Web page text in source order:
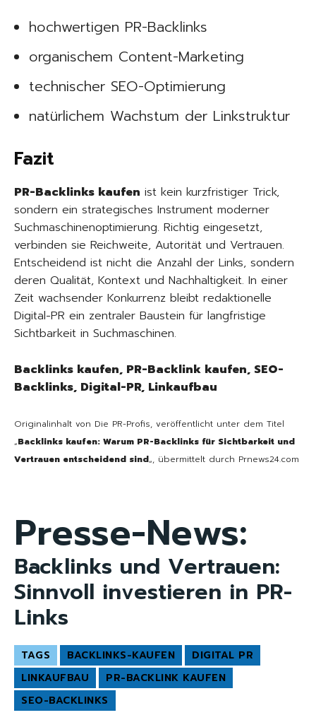
hochwertigen PR-Backlinks
organischem Content-Marketing
technischer SEO-Optimierung
natürlichem Wachstum der Linkstruktur
Fazit
PR-Backlinks kaufen ist kein kurzfristiger Trick,
sondern ein strategisches Instrument moderner
Suchmaschinenoptimierung. Richtig eingesetzt,
verbinden sie Reichweite, Autorität und Vertrauen.
Entscheidend ist nicht die Anzahl der Links, sondern
deren Qualität, Kontext und Nachhaltigkeit. In einer
Zeit wachsender Konkurrenz bleibt redaktionelle
Digital-PR ein zentraler Baustein für langfristige
Sichtbarkeit in Suchmaschinen.
Backlinks kaufen, PR-Backlink kaufen, SEO-
Backlinks, Digital-PR, Linkaufbau
Originalinhalt von Die PR-Profis, veröffentlicht unter dem Titel
„Backlinks kaufen: Warum PR-Backlinks für Sichtbarkeit und
Vertrauen entscheidend sind„, übermittelt durch Prnews24.com
Presse-News:
Backlinks und Vertrauen:
Sinnvoll investieren in PR-
Links
TAGS BACKLINKS-KAUFEN
DIGITAL PR
LINKAUFBAU
PR-BACKLINK KAUFEN
SEO-BACKLINKS